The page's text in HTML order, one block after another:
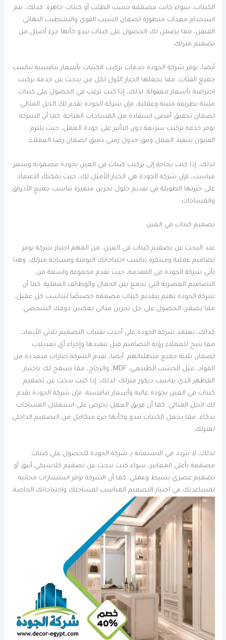
الكبتات، سواء كانت مصممة حسب الطلب أو كبتات جاهزة. كذلك، يتم
استخدام معدات متطورة لضمان التثبيت القوي والتشطيب النهائي
المتقن، مما يضمن لك الحصول على كبتات تبدو كأنها جزء أصيل من
تصميم منزلك.
أيضا، توفر شركة الجودة خدمات تركيب الكبتات بأسعار تنافسية تناسب
جميع الفئات، مما يجعلها الخيار الأول لكل من يبحث عن خدمة تركيب
احترافية بأسعار معقولة. لذلك، إذا كنت ترغب في الحصول على كبتات
مثبتة بطريقة متينة وعملية، فإن شركة الجودة تقدم لك الحل المثالي
لضمان تحقيق أقصى استفادة من المساحات المتاحة. كما أن الشركة
توفر خدمة تركيب سريعة دون التأثير على جودة العمل، حيث يلتزم
الفنيون بتنفيذ العمل وفق جدول زمني دقيق لضمان رضا العملاء.
لذلك، إذا كنت بحاجة إلى تركيب كبتات في العين بجودة مضمونة وسعر
مناسب، فإن شركة الجودة هي الخيار الأمثل لك، حيث يمكنك الاعتماد
على خبرتها الطويلة في تقديم حلول تخزين متميزة تناسب جميع الأذواق
والمساحات.
تصميم كبتات في العين
عند البحث عن تصميم كبتات في العين، من المهم اختيار شركة توفر
تصاميم عملية ومبتكرة تناسب احتياجاتك اليومية ومساحة منزلك. وهنا
تأتي شركة الجودة في المقدمة، حيث تقدم مجموعة واسعة من
التصاميم العصرية التي تجمع بين الجمال والوظائف العملية. كما أن
شركة الجودة تهتم بتقديم كبتات مصممة خصيصًا لتناسب كل عميل،
مما يضمن الحصول على حل تخزين مثالي يعكس ذوقك الشخصي.
كذلك، تعتمد شركة الجودة على أحدث تقنيات التصميم ثلاثي الأبعاد،
مما يتيح للعملاء رؤية التصاميم قبل تنفيذها وإجراء أي تعديلات
لضمان تلبية جميع متطلباتهم. أيضا، تقدم الشركة خيارات متعددة من
المواد، مثل الخشب الطبيعي، MDF، والزجاج، مما يسمح لك باختيار
المظهر الذي يناسب ديكور منزلك. لذلك، إذا كنت تبحث عن تصميم
كبتات في العين بجودة عالية وأسعار تنافسية، فإن شركة الجودة تقدم
لك الحل المثالي. كما أن فريق العمل يحرص على استغلال المساحات
بذكاء، مما يجعل الكبتات تبدو وكأنها جزء متكامل من التصميم الداخلي
لمنزلك.
لذلك، لا تتردد في الاستعانة بـ شركة الجودة للحصول على كبتات
مصممة بأعلى المعايير، سواء كنت تبحث عن تصميم كلاسيكي أنيق أو
تصميم عصري بسيط وعملي. كما أن الشركة توفر استشارات مجانية
لمساعدتك في اختيار التصميم المناسب لمساحتك واحتياجاتك الخاصة.